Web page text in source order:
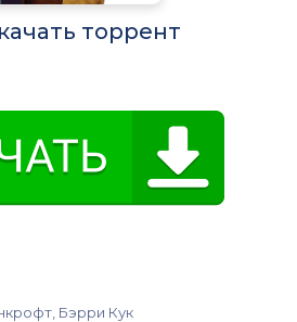
торрент
Бэрри Кук